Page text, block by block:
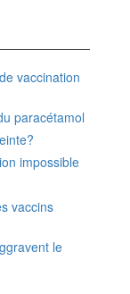
vaccination
paracétamol
impossible
vaccins
le